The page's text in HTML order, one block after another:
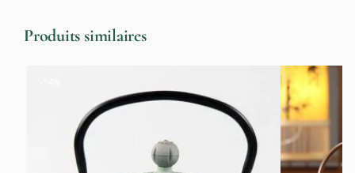
Produits similaires